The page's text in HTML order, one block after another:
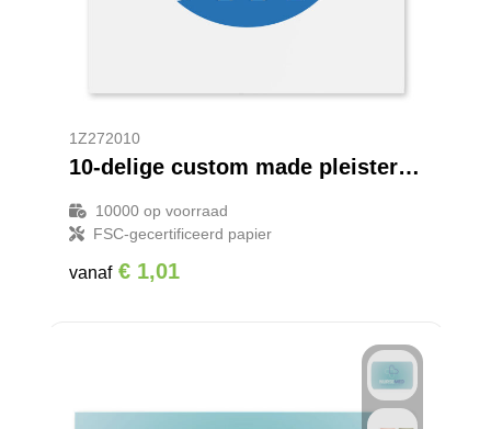
1Z272010
10-delige custom made pleisters met full colour bedrukte kraftpapieren envelop
10000op voorraad
FSC-gecertificeerd papier
vanaf € 1,01